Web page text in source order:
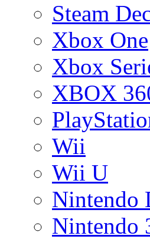
Steam
Xbox One
Xbox
XBOX
Wii
Wii U
Nintendo
Nintendo